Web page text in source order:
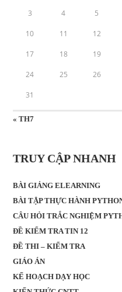
3 4 5
10 11 12
17 18 19
24 25 26
31
« TH7
TRUY CẬP NHANH
BÀI GIẢNG ELEARNING
BÀI TẬP THỰC HÀNH
CÂU HỎI TRẮC NGHIỆM
ĐỀ KIỂM TRA TIN 12
ĐỀ THI – KIỂM TRA
GIÁO ÁN
KẾ HOẠCH DẠY HỌC